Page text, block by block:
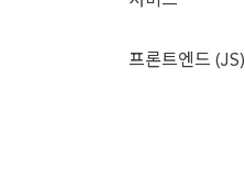
프론트엔드 (JS)